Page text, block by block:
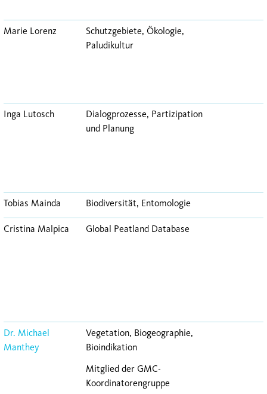
Marie Lorenz
Schutzgebiete, Ökologie,
Paludikultur
Inga Lutosch
Dialogprozesse, Partizipation
und Planung
Tobias Mainda Biodiversität, Entomologie
Cristina Malpica Global Peatland Database
Dr. Michael
Manthey
Vegetation, Biogeographie,
Bioindikation
Mitglied der GMC-
Koordinatorengruppe